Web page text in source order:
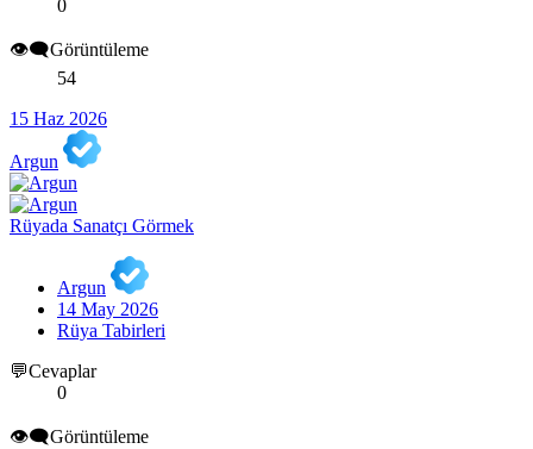
0
👁️‍🗨️Görüntüleme
54
15 Haz 2026
Argun
Rüyada Sanatçı Görmek
Argun
14 May 2026
Rüya Tabirleri
💬Cevaplar
0
👁️‍🗨️Görüntüleme